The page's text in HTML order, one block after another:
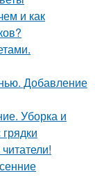
и как
Добавление
Уборка и